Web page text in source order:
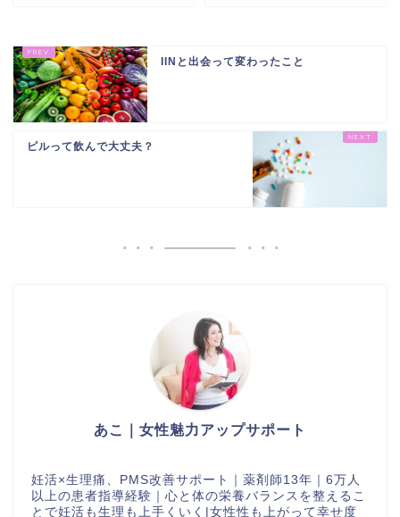
IINと出会って変わったこと
ピルって飲んで大丈夫？
あこ｜女性魅力アップサポート
妊活×生理痛、PMS改善サポート｜薬剤師13年｜6万人
以上の患者指導経験｜心と体の栄養バランスを整えるこ
とで妊活も生理も上手くいく|女性性も上がって幸せ度